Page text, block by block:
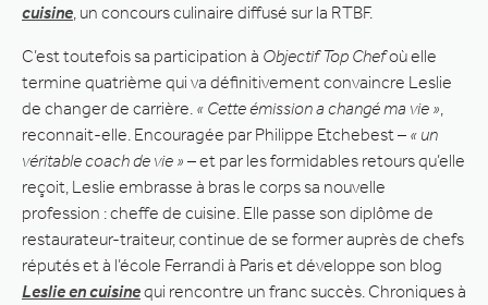
cuisine , un concours culinaire diffusé sur la RTBF.
C’est toutefois sa participation à Objectif Top Chefoù elle
termine quatrième qui va définitivement convaincre Leslie
de changer de carrière. « Cette émission a changé ma vie »
reconnait-elle. Encouragée par Philippe Etchebest – « un
véritable coach de vie » – et par les formidables retours qu’elle
reçoit, Leslie embrasse à bras le corps sa nouvelle
profession : cheffe de cuisine. Elle passe son diplôme de
restaurateur-traiteur, continue de se former auprès de chefs
réputés et à l’école Ferrandi à Paris et développe son blog
Leslie en cuisinequi rencontre un franc succès. Chroniques à